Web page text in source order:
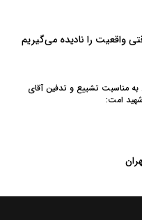
واقعیت را نادیده می‌گیریم
به‌ مناسبت تشییع و تدفین آقای
امت: